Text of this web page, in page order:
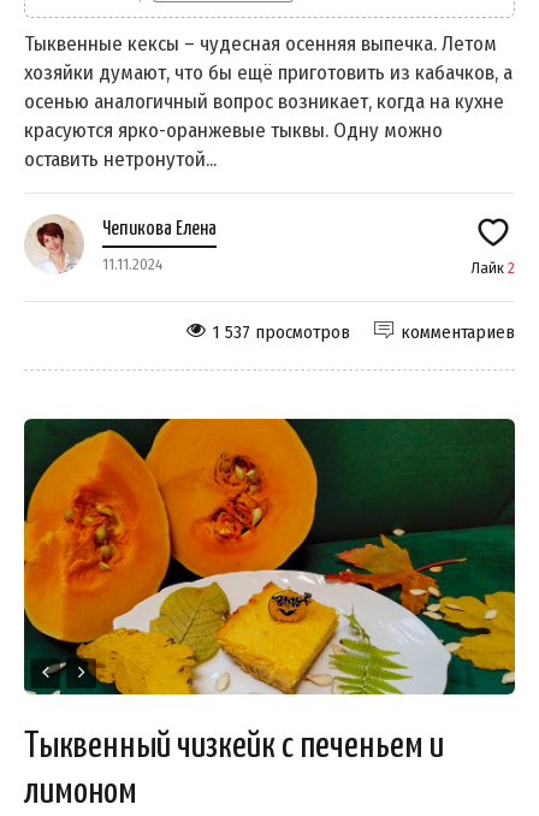
Тыквенные кексы – чудесная осенняя выпечка. Летом
хозяйки думают, что бы ещё приготовить из кабачков, а
осенью аналогичный вопрос возникает, когда на кухне
красуются ярко-оранжевые тыквы. Одну можно
оставить нетронутой...
Чепикова Елена
11.11.2024 Лайк 2
комментариев
1 537 просмотров
Тыквенный чизкейк с печеньем и
лимоном